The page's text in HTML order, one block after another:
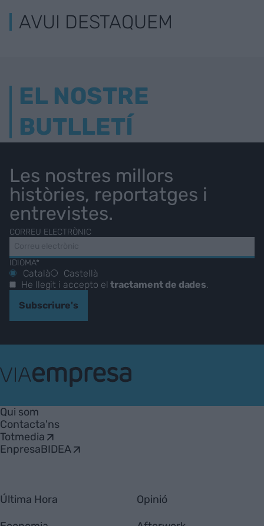
AVUI DESTAQUEM
EL NOSTRE
BUTLLETÍ
Les nostres millors
històries, reportatges i
entrevistes.
CORREU ELECTRÒNIC
IDIOMA*
Català
Castellà
He llegit i accepto eltractament de dades.
Subscriure's
Empresa
Qui som
Contacta'ns
Totmedia
EnpresaBIDEA
Última Hora Opinió